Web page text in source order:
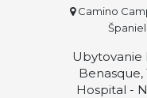
Camino
Ubytovanie
Benasque,
Hospital -